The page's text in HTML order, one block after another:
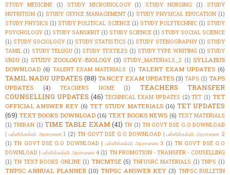
STUDY MEDICINE
(1) STUDY MICROBIOLOGY (1) STUDY NURSING (1)
STUDY
NUTRITION (1) STUDY OFFICE MANAGEMENT (1) STUDY PHYSICAL EDUCATION (1)
STUDY PHYSICS (1) STUDY POLITICAL SCIENCE (1) STUDY POLYTECHNIC (1) STUDY
PSYCHOLOGY (1) STUDY SANSKRIT (1) STUDY SCIENCE (1) STUDY SOCIAL SCIENCE
(1) STUDY SOCIOLOGY (1) STUDY STATISTICS (1) STUDY STENOGRAPHY (1) STUDY
TAMIL (1) STUDY TELUGU (1) STUDY TEXTILES (1) STUDY TYPE WRITING (1) STUDY
URDU (1) STUDY ZOOLOGY-BIOLOGY (3) STUDY_MATERIALS_2 (1) SYLLABUS
DOWNLOAD (6) TALENT EXAM MATERIALS (1) TALENT EXAM UPDATES (6)
TAMIL NADU UPDATES (88) TANCET EXAM UPDATES (3) TAPS (1) TAPS
UPDATES
(4) TEACHERS HOME (1)
TEACHERS TRANSFER
COUNSELLING UPDATES (46) TECHNICAL EXAM UPDATES (2) TET (1) TET
OFFICIAL ANSWER KEY (6) TET STUDY MATERIALS (16) TET UPDATES
(69) TEXT BOOKS DOWNLOAD (16) TEXT BOOKS NEWS (6) TEXT MATERIALS
(1) THIRAN (1) TIME TABLE EXAM (41) TN (1) TN GOVT DSE G.O DOWNLOAD
| பள்ளிக்கல்வி அரசாணை 1 (2) TN GOVT DSE G.O DOWNLOAD | பள்ளிக்கல்வி அரசாணை 2
(1) TN GOVT DSE G.O DOWNLOAD | பள்ளிக்கல்வி அரசாணை 3 (1) TN GOVT DSE G.O
DOWNLOAD | பள்ளிக்கல்வி அரசாணை 4 (1) TN PROMOTION - TRANSFER - COUSELLING
(1) TN TEXT BOOKS ONLINE (1) TNCMTSE (5) TNFUSRC MATERIALS (1) TNPS (1)
TNPSC ANNUAL PLANNER (10) TNPSC ANSWER KEY (3) TNPSC BULLETIN